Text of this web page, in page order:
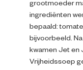
grootmoeder
ingrediënten
bepaald:
bijvoorbeeld.
kwamen Jet en
Vrijheidssoep